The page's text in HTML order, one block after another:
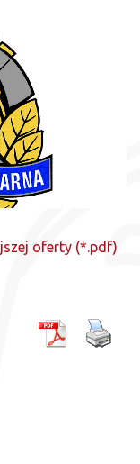
oferty (*.pdf)